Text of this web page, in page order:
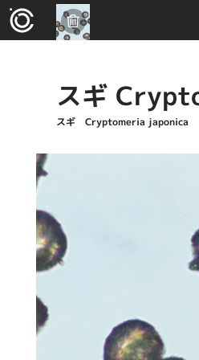
スギ
スギ Cryptomeria japonica